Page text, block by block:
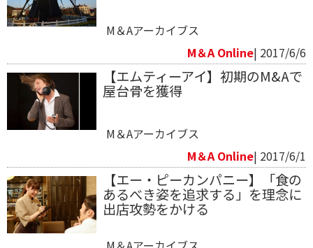
M＆Aアーカイブス
M＆A Online| 2017/6/6
【エムティーアイ】初期のM&Aで
屋台骨を獲得
M＆Aアーカイブス
M＆A Online| 2017/6/1
【エー・ピーカンパニー】「食の
あるべき姿を追求する」を理念に
出店攻勢をかける